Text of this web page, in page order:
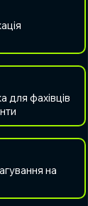
для фахівців
на